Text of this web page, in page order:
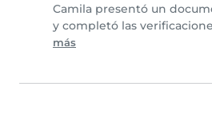
Camila presentó un
y completó las
más